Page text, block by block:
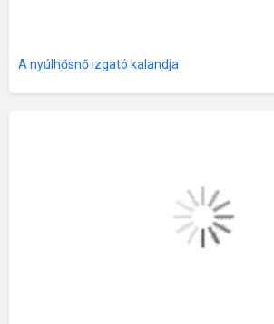
A nyúlhősnő izgató kalandja